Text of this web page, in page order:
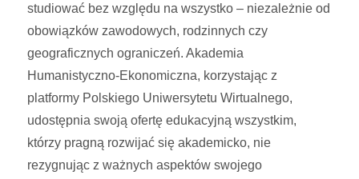
studiować bez względu na wszystko – niezależnie od
obowiązków zawodowych, rodzinnych czy
geograficznych ograniczeń. Akademia
Humanistyczno-Ekonomiczna, korzystając z
platformy Polskiego Uniwersytetu Wirtualnego,
udostępnia swoją ofertę edukacyjną wszystkim,
którzy pragną rozwijać się akademicko, nie
rezygnując z ważnych aspektów swojego